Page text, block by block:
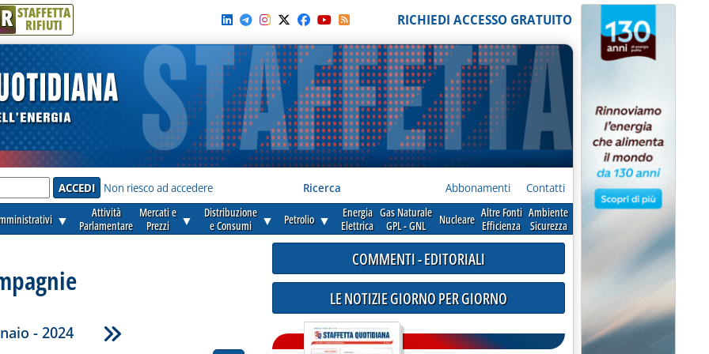
R STAFFETTA
RIFIUTI RICHIEDI ACCESSO GRATUITO
Non riesco ad accedere Ricerca Abbonamenti Contatti
▼
Attività
Parlamentare
Mercati e
Prezzi
▼
Distribuzione
e Consumi
▼ Petrolio ▼
Energia
Elettrica
Gas Naturale
GPL - GNL
Nucleare Altre Fonti
Efficienza
Ambiente
Sicurezza
- 2024
COMMENTI - EDITORIALI
LE NOTIZIE GIORNO PER GIORNO